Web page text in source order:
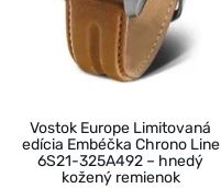
Vostok Europe Limitovaná
edícia Embéčka Chrono Line
6S21-325A492 – hnedý
kožený remienok